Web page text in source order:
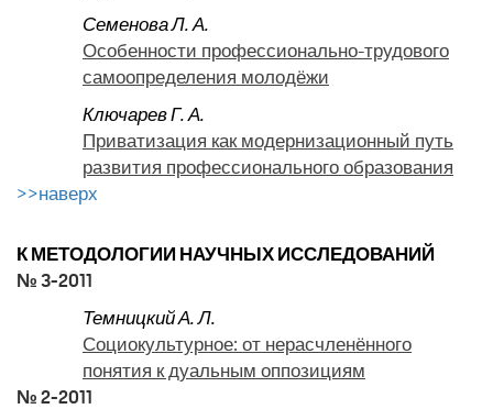
Семенова Л. А.
Особенности профессионально-трудового
самоопределения молодёжи
Ключарев Г. А.
Приватизация как модернизационный путь
развития профессионального образования
>>наверх
К МЕТОДОЛОГИИ НАУЧНЫХ ИССЛЕДОВАНИЙ
№ 3-2011
Темницкий А. Л.
Социокультурное: от нерасчленённого
понятия к дуальным оппозициям
№ 2-2011